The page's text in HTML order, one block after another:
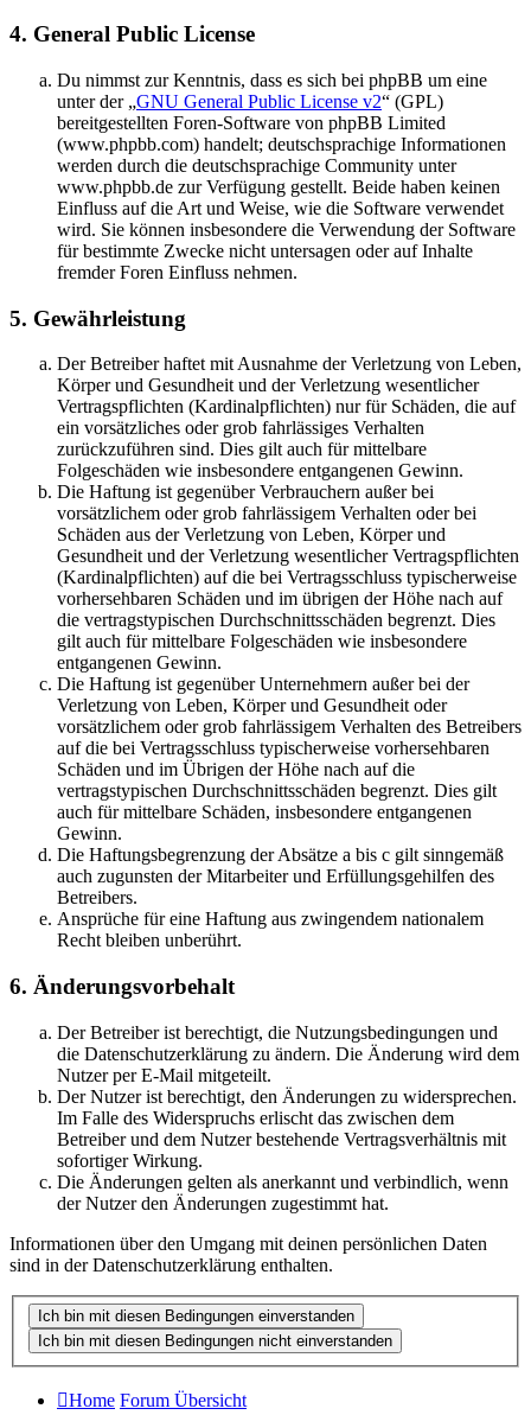
4. General Public License
Du nimmst zur Kenntnis, dass es sich bei phpBB um eine
unter der „GNU General Public License v2“ (GPL)
bereitgestellten Foren-Software von phpBB Limited
(www.phpbb.com) handelt; deutschsprachige Informationen
werden durch die deutschsprachige Community unter
www.phpbb.de zur Verfügung gestellt. Beide haben keinen
Einfluss auf die Art und Weise, wie die Software verwendet
wird. Sie können insbesondere die Verwendung der Software
für bestimmte Zwecke nicht untersagen oder auf Inhalte
fremder Foren Einfluss nehmen.
5. Gewährleistung
Der Betreiber haftet mit Ausnahme der Verletzung von Leben,
Körper und Gesundheit und der Verletzung wesentlicher
Vertragspflichten (Kardinalpflichten) nur für Schäden, die auf
ein vorsätzliches oder grob fahrlässiges Verhalten
zurückzuführen sind. Dies gilt auch für mittelbare
Folgeschäden wie insbesondere entgangenen Gewinn.
Die Haftung ist gegenüber Verbrauchern außer bei
vorsätzlichem oder grob fahrlässigem Verhalten oder bei
Schäden aus der Verletzung von Leben, Körper und
Gesundheit und der Verletzung wesentlicher Vertragspflichten
(Kardinalpflichten) auf die bei Vertragsschluss typischerweise
vorhersehbaren Schäden und im übrigen der Höhe nach auf
die vertragstypischen Durchschnittsschäden begrenzt. Dies
gilt auch für mittelbare Folgeschäden wie insbesondere
entgangenen Gewinn.
Die Haftung ist gegenüber Unternehmern außer bei der
Verletzung von Leben, Körper und Gesundheit oder
vorsätzlichem oder grob fahrlässigem Verhalten des Betreibers
auf die bei Vertragsschluss typischerweise vorhersehbaren
Schäden und im Übrigen der Höhe nach auf die
vertragstypischen Durchschnittsschäden begrenzt. Dies gilt
auch für mittelbare Schäden, insbesondere entgangenen
Gewinn.
Die Haftungsbegrenzung der Absätze a bis c gilt sinngemäß
auch zugunsten der Mitarbeiter und Erfüllungsgehilfen des
Betreibers.
Ansprüche für eine Haftung aus zwingendem nationalem
Recht bleiben unberührt.
6. Änderungsvorbehalt
Der Betreiber ist berechtigt, die Nutzungsbedingungen und
die Datenschutzerklärung zu ändern. Die Änderung wird dem
Nutzer per E-Mail mitgeteilt.
Der Nutzer ist berechtigt, den Änderungen zu widersprechen.
Im Falle des Widerspruchs erlischt das zwischen dem
Betreiber und dem Nutzer bestehende Vertragsverhältnis mit
sofortiger Wirkung.
Die Änderungen gelten als anerkannt und verbindlich, wenn
der Nutzer den Änderungen zugestimmt hat.
Informationen über den Umgang mit deinen persönlichen Daten
sind in der Datenschutzerklärung enthalten.
Home Forum Übersicht